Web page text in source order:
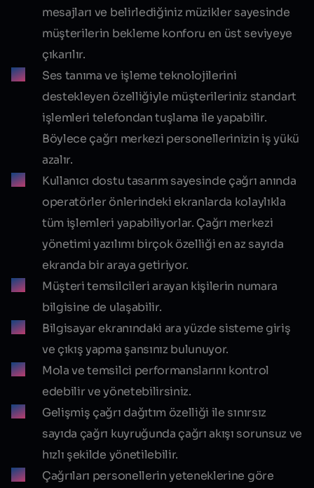
mesajları ve belirlediğiniz müzikler sayesinde
müşterilerin bekleme konforu en üst seviyeye
çıkarılır.
Ses tanıma ve işleme teknolojilerini
destekleyen özelliğiyle müşterileriniz standart
işlemleri telefondan tuşlama ile yapabilir.
Böylece çağrı merkezi personellerinizin iş yükü
azalır.
Kullanıcı dostu tasarım sayesinde çağrı anında
operatörler önlerindeki ekranlarda kolaylıkla
tüm işlemleri yapabiliyorlar. Çağrı merkezi
yönetimi yazılımı birçok özelliği en az sayıda
ekranda bir araya getiriyor.
Müşteri temsilcileri arayan kişilerin numara
bilgisine de ulaşabilir.
Bilgisayar ekranındaki ara yüzde sisteme giriş
ve çıkış yapma şansınız bulunuyor.
Mola ve temsilci performanslarını kontrol
edebilir ve yönetebilirsiniz.
Gelişmiş çağrı dağıtım özelliği ile sınırsız
sayıda çağrı kuyruğunda çağrı akışı sorunsuz ve
hızlı şekilde yönetilebilir.
Çağrıları personellerin yeteneklerine göre